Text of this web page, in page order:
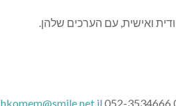
ואישית, עם הערכים שלהן.
hkomem@smile.net.il